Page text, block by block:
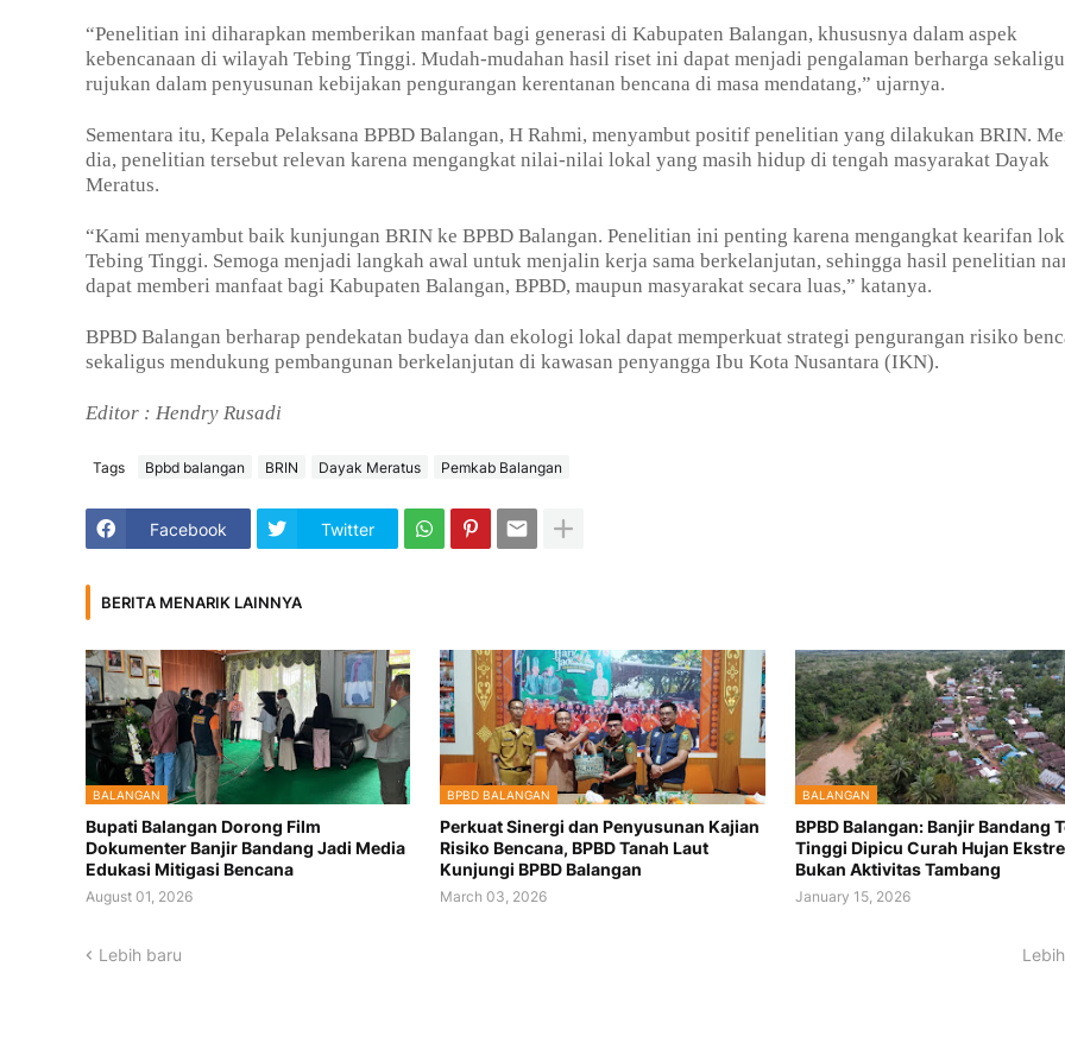
“Penelitian ini diharapkan memberikan manfaat bagi generasi di Kabupaten Balangan, khususnya dalam aspek
kebencanaan di wilayah Tebing Tinggi. Mudah-mudahan hasil riset ini dapat menjadi pengalaman berharga
rujukan dalam penyusunan kebijakan pengurangan kerentanan bencana di masa mendatang,” ujarnya.
Sementara itu, Kepala Pelaksana BPBD Balangan, H Rahmi, menyambut positif penelitian yang dilakukan BRIN.
dia, penelitian tersebut relevan karena mengangkat nilai-nilai lokal yang masih hidup di tengah masyarakat Dayak
Meratus.
“Kami menyambut baik kunjungan BRIN ke BPBD Balangan. Penelitian ini penting karena mengangkat kearifan
Tebing Tinggi. Semoga menjadi langkah awal untuk menjalin kerja sama berkelanjutan, sehingga hasil penelitian
dapat memberi manfaat bagi Kabupaten Balangan, BPBD, maupun masyarakat secara luas,” katanya.
BPBD Balangan berharap pendekatan budaya dan ekologi lokal dapat memperkuat strategi pengurangan risiko
sekaligus mendukung pembangunan berkelanjutan di kawasan penyangga Ibu Kota Nusantara (IKN).
Editor : Hendry Rusadi
Tags Bpbd balangan BRIN Dayak Meratus Pemkab Balangan
Facebook Twitter
BERITA MENARIK LAINNYA
BALANGAN
Bupati Balangan Dorong Film
Dokumenter Banjir Bandang Jadi Media
Edukasi Mitigasi Bencana
August 01, 2026
BPBD BALANGAN
Perkuat Sinergi dan Penyusunan Kajian
Risiko Bencana, BPBD Tanah Laut
Kunjungi BPBD Balangan
March 03, 2026
BALANGAN
BPBD Balangan: Banjir Bandang
Tinggi Dipicu Curah Hujan
Bukan Aktivitas Tambang
January 15, 2026
Lebih baru